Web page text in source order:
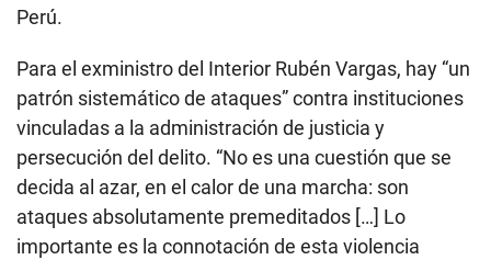
Perú.
Para el exministro del Interior Rubén Vargas, hay “un
patrón sistemático de ataques” contra instituciones
vinculadas a la administración de justicia y
persecución del delito. “No es una cuestión que se
decida al azar, en el calor de una marcha: son
ataques absolutamente premeditados […] Lo
importante es la connotación de esta violencia